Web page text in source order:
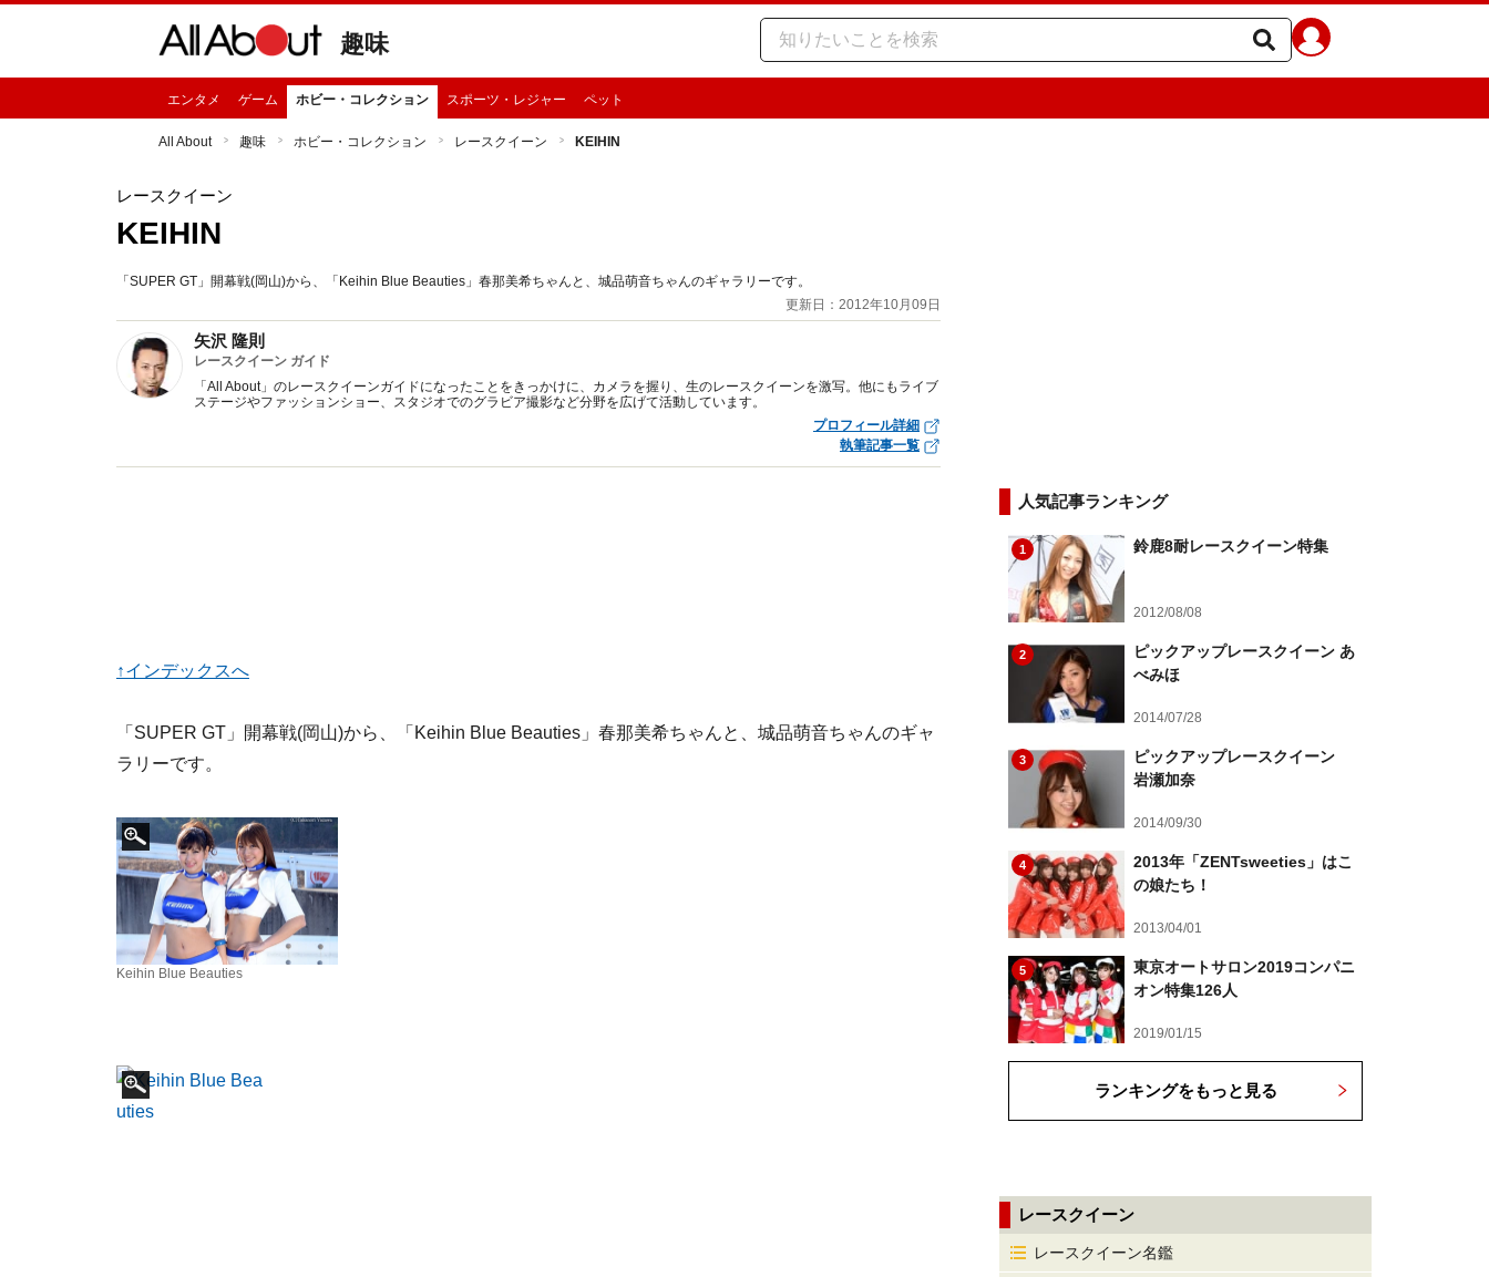
趣味
エンタメ ゲーム ホビー・コレクション スポーツ・レジャー ペット
All About 趣味 ホビー・コレクション レースクイーン KEIHIN
レースクイーン
KEIHIN
「SUPER GT」開幕戦(岡山)から、「Keihin Blue Beauties」春那美希ちゃんと、城品萌音ちゃんのギャラリーです。
更新日：2012年10月09日
矢沢 隆則
レースクイーン ガイド
「All About」のレースクイーンガイドになったことをきっかけに、カメラを握り、生のレースクイーンを激写。他にもライブ
ステージやファッションショー、スタジオでのグラビア撮影など分野を広げて活動しています。
プロフィール詳細
執筆記事一覧
↑インデックスへ
「SUPER GT」開幕戦(岡山)から、「Keihin Blue Beauties」春那美希ちゃんと、城品萌音ちゃんのギャ
ラリーです。
Keihin Blue Beauties
人気記事ランキング
1 鈴鹿8耐レースクイーン特集
2012/08/08
2
ピックアップレースクイーン あ
べみほ
2014/07/28
3
ピックアップレースクイーン
岩瀬加奈
2014/09/30
4
2013年「ZENTsweeties」はこ
の娘たち！
2013/04/01
5
東京オートサロン2019コンパニ
オン特集126人
2019/01/15
ランキングをもっと見る
レースクイーン
レースクイーン名鑑